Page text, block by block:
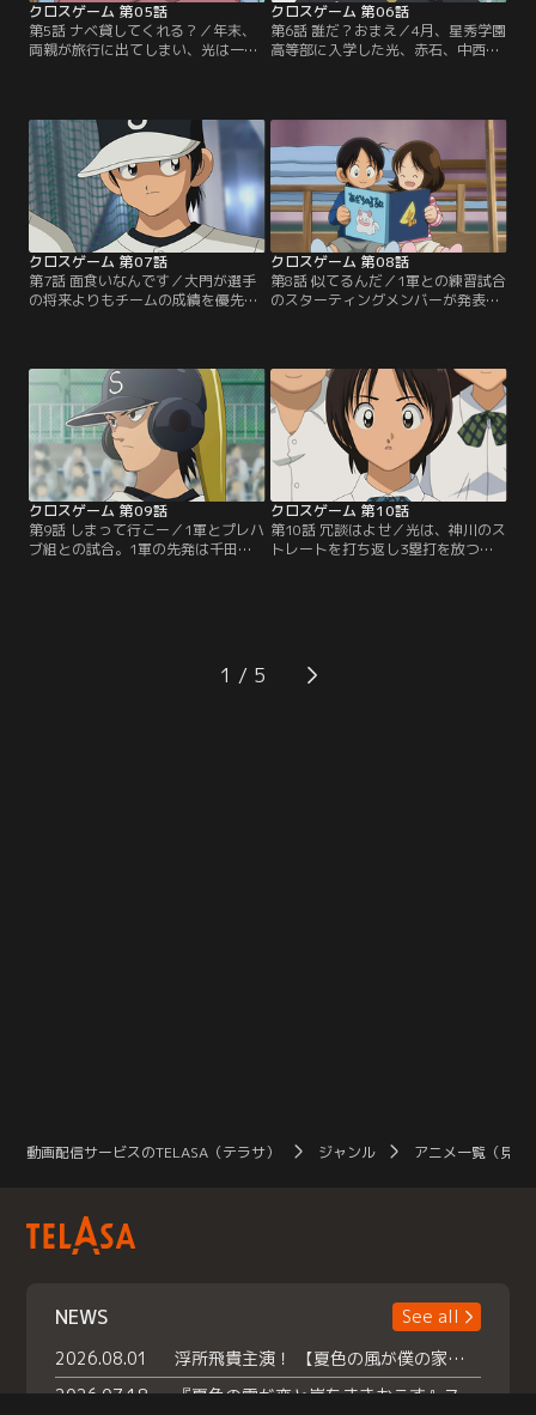
クロスゲーム 第05話
第5話 ナベ貸してくれる？／年末、
両親が旅行に出てしまい、光は一人
も光、赤石、中西はトレーニングを
続けていた。一方、紅葉にお粥を作
ろうと、慣れない家事をする青葉。
うまく作れずに悩んでいると、光が
買物袋をさげてやってきて…。【提
供：バンダイチャンネル】
クロスゲーム 第06話
第6話 誰だ？おまえ／4月、星秀学園
高等部に入学した光、赤石、中西。
して別けられていた。2軍は部室が
なく、プレハブを拠点としているの
で、「プレハブ組」と呼ばれてい
た。光、赤石、中西の三人はプレハ
ブ組に所属することになり…。【提
供：バンダイチャンネル】
クロスゲーム 第07話
第7話 面食いなんです／大門が選手
の将来よりもチームの成績を優先し
け、バッティングピッチャーとして
1軍の練習に連れてくる。青葉が酷
使されていることを聞き、1軍の練
習場に向かった光、赤石、中西は、
大門に事実上の宣戦布告をして…。
【提供：バンダイチャンネル】
クロスゲーム 第08話
第8話 似てるんだ／1軍との練習試合
のスターティングメンバーが発表さ
1軍の実力、周りからの期待にプレ
ッシャーを感じた光は、青葉に会い
にいく。光の投球を受け、意見を求
められた青葉は、「まぁまぁ」と答
えるのだった…。【提供：バンダイ
チャンネル】
クロスゲーム 第09話
第9話 しまって行こー／1軍とプレハ
ブ組との試合。1軍の先発は千田。
レハブ組が3点を先制する。2回裏、
真っ向勝負を挑んだ光は東にホーム
クロスゲーム 第10話
第10話 冗談はよせ／光は、神川のス
トレートを打ち返し3塁打を放つも
ない。疲労がピークに達し投球が乱
れ始めた光は、コントロールを捨て
1
動画配信サービスのTELASA（テラサ） ジャンル アニメ一覧（見放
NEWS
See all
2026.08.01
浮所飛貴主演！ 【夏色の風が僕の家にやってきた】 本日よりテラサで独占配信スタート！
2026.07.18
『夏色の雲が恋と嵐をまきおこす』スペシャルメイキング 【Part1】2026年７月18日（土）23時30分～配信スタート！話題のシーンの裏側を大公開！豪華キャスト大集合！ 『武宮家 真夏の家族会議』開催！